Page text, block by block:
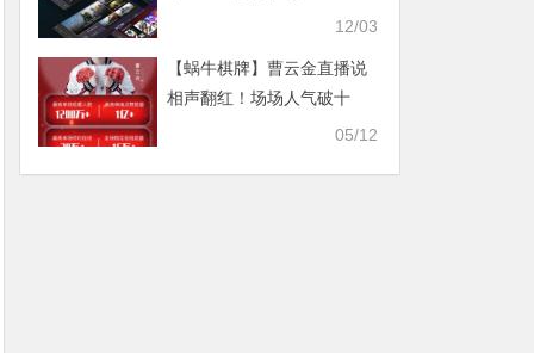
12/03
【蜗牛棋牌】曹云金直播说
相声翻红！场场人气破十
万，网友问：郭德纲后悔了
05/12